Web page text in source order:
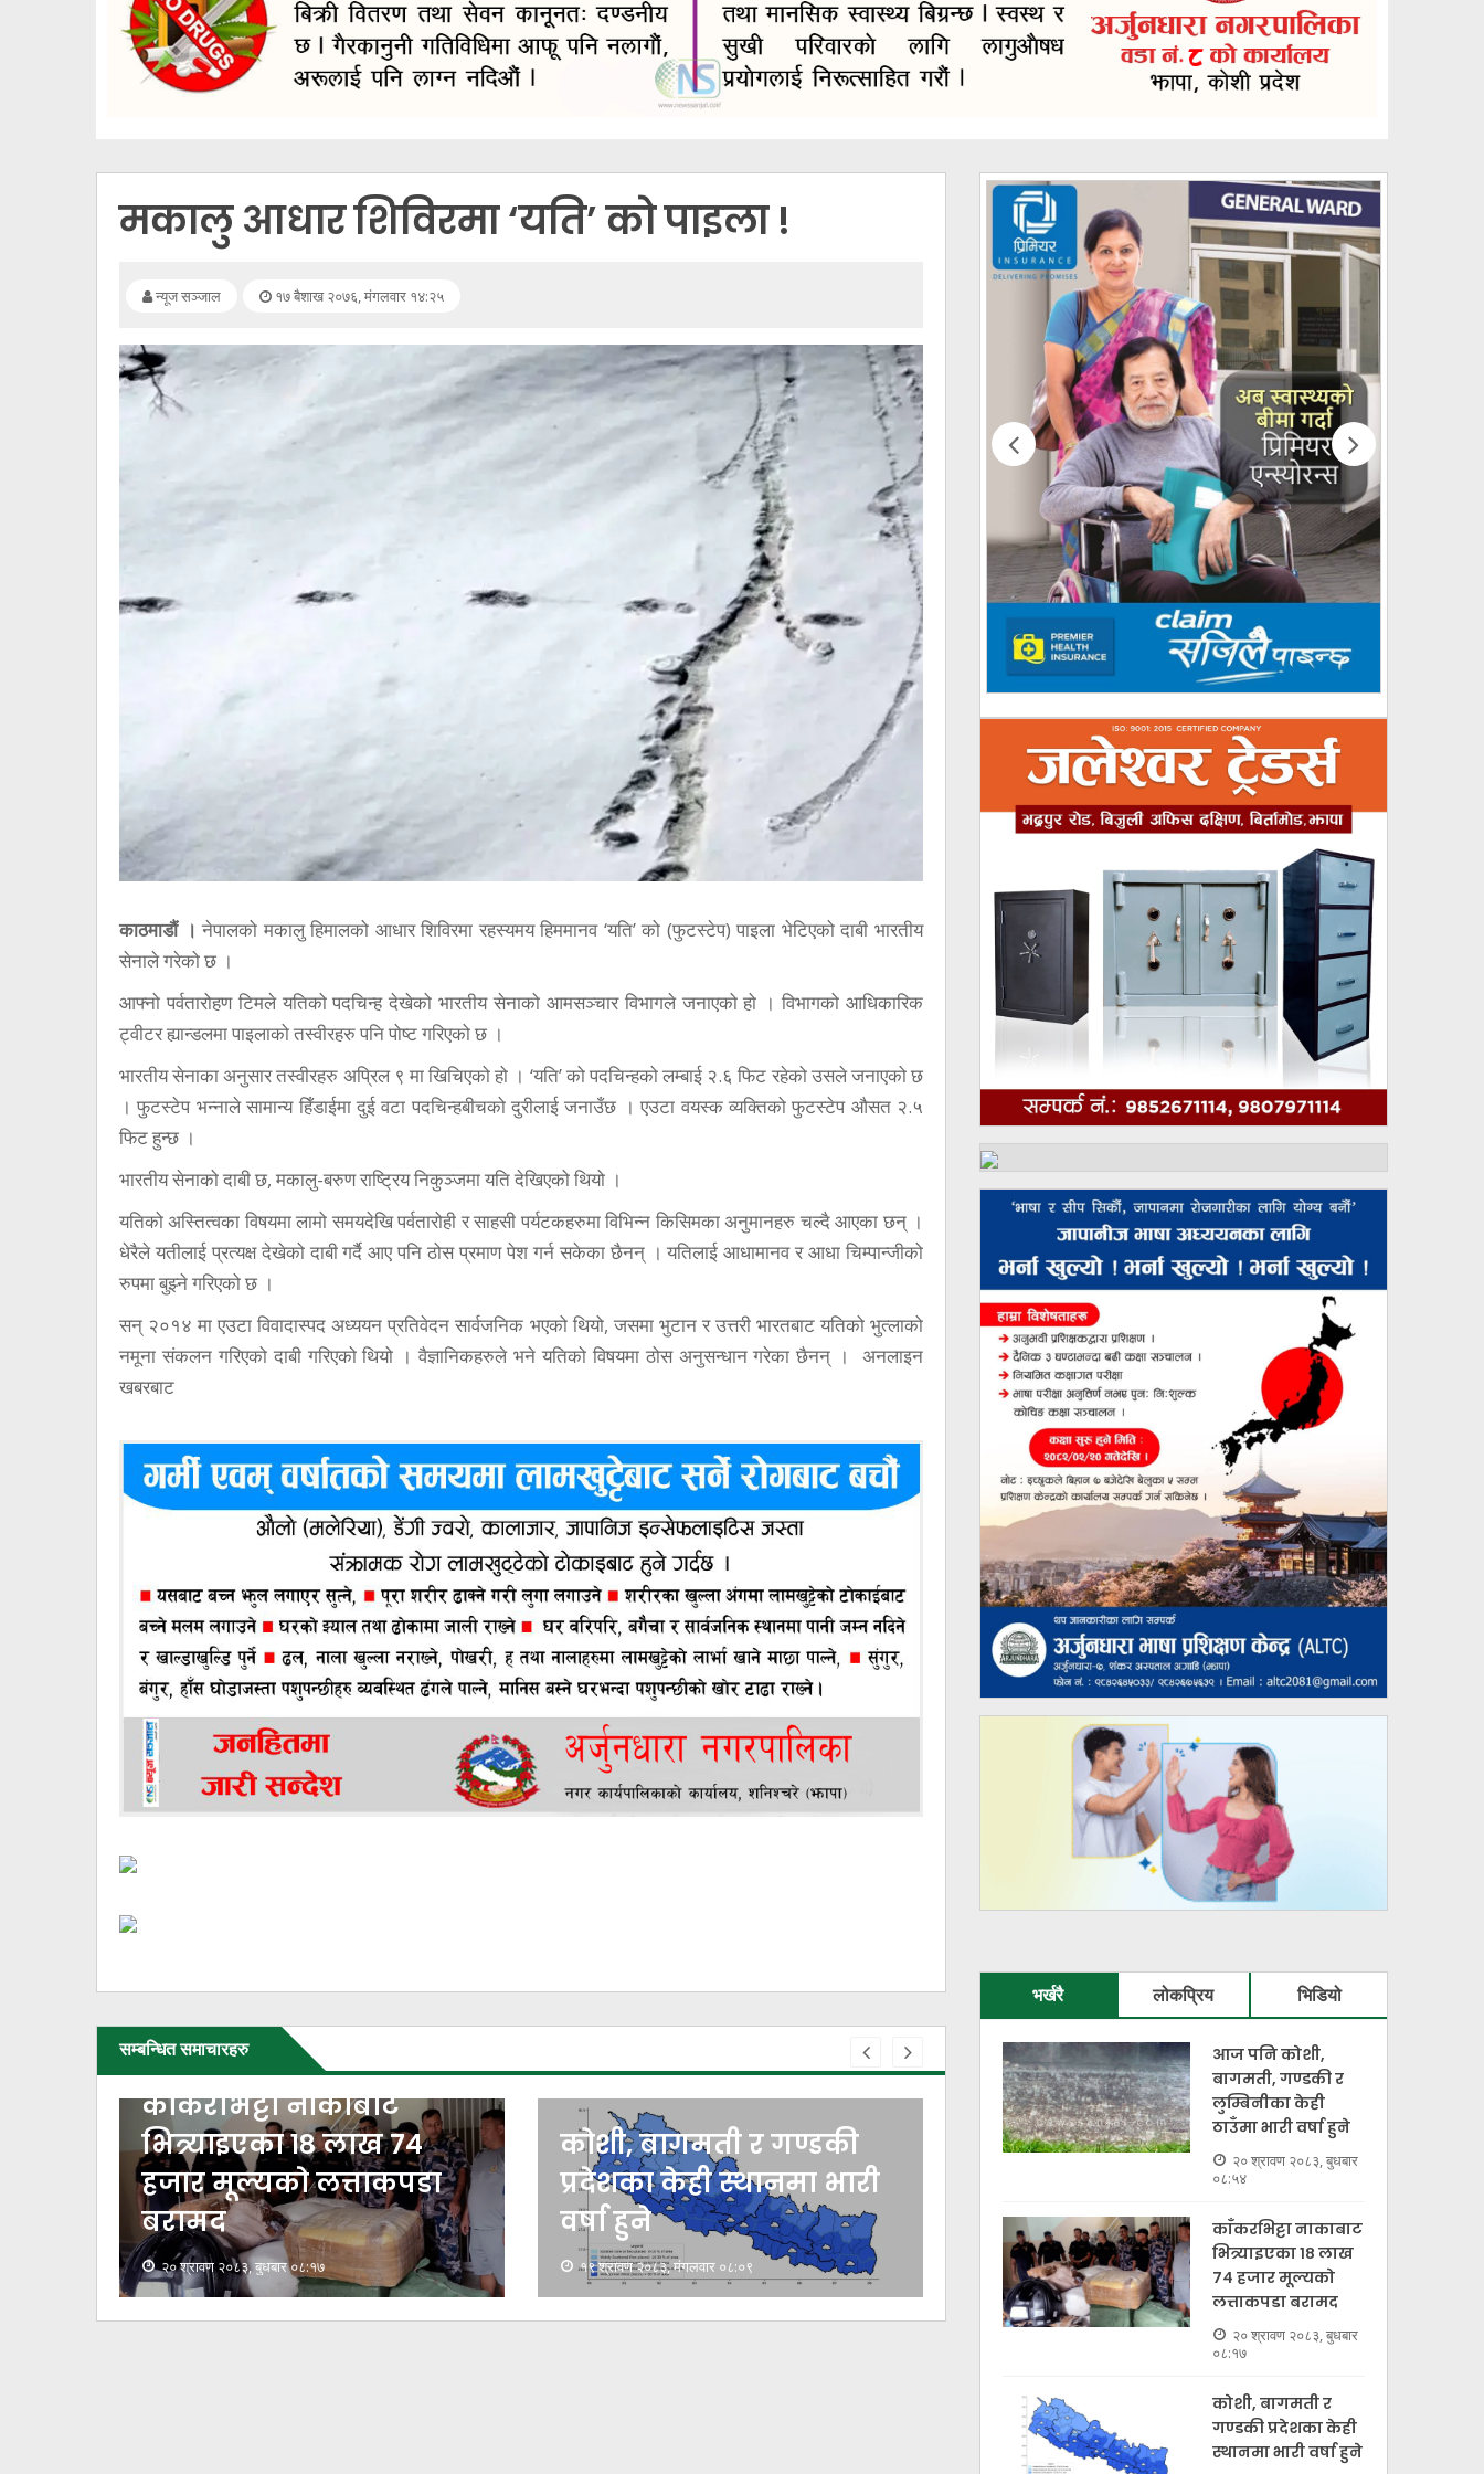
मकालु आधार शिविरमा ‘यति’ को पाइला !
न्यूज सञ्जाल १७ बैशाख २०७६, मंगलवार १४:२५
काठमाडौं । नेपालको मकालु हिमालको आधार शिविरमा रहस्यमय हिममानव ‘यति’ को (फुटस्टेप) पाइला भेटिएको दाबी भारतीय
सेनाले गरेको छ ।
आफ्नो पर्वतारोहण टिमले यतिको पदचिन्ह देखेको भारतीय सेनाको आमसञ्चार विभागले जनाएको हो । विभागको आधिकारिक
ट्वीटर ह्यान्डलमा पाइलाको तस्वीरहरु पनि पोष्ट गरिएको छ ।
भारतीय सेनाका अनुसार तस्वीरहरु अप्रिल ९ मा खिचिएको हो । ‘यति’ को पदचिन्हको लम्बाई २.६ फिट रहेको उसले जनाएको छ
। फुटस्टेप भन्नाले सामान्य हिँडाईमा दुई वटा पदचिन्हबीचको दुरीलाई जनाउँछ । एउटा वयस्क व्यक्तिको फुटस्टेप औसत २.५
फिट हुन्छ ।
भारतीय सेनाको दाबी छ, मकालु-बरुण राष्ट्रिय निकुञ्जमा यति देखिएको थियो ।
यतिको अस्तित्वका विषयमा लामो समयदेखि पर्वतारोही र साहसी पर्यटकहरुमा विभिन्न किसिमका अनुमानहरु चल्दै आएका छन् ।
धेरैले यतीलाई प्रत्यक्ष देखेको दाबी गर्दै आए पनि ठोस प्रमाण पेश गर्न सकेका छैनन् । यतिलाई आधामानव र आधा चिम्पान्जीको
रुपमा बुझ्ने गरिएको छ ।
सन् २०१४ मा एउटा विवादास्पद अध्ययन प्रतिवेदन सार्वजनिक भएको थियो, जसमा भुटान र उत्तरी भारतबाट यतिको भुत्लाको
नमूना संकलन गरिएको दाबी गरिएको थियो । वैज्ञानिकहरुले भने यतिको विषयमा ठोस अनुसन्धान गरेका छैनन् । अनलाइन
खबरबाट
सम्बन्धित समाचारहरु
काँकरभिट्टा नाकाबाट
भित्र्याइएका १८ लाख ७४
हजार मूल्यकाे लत्ताकपडा
बरामद
२० श्रावण २०८३, बुधबार ०८:१७
कोशी, बागमती र गण्डकी
प्रदेशका केही स्थानमा भारी
वर्षा हुने
१९ श्रावण २०८३, मंगलवार ०८:०९
इलाममा छोरालाई खोलाले
बगाएकाे खबरले आमाले
गरिन् आत्महत्या
१९ श्रावण २०८३, मंगलवार ०७:५९
भर्खरै लोकप्रिय भिडियो
आज पनि कोशी,
बागमती, गण्डकी र
लुम्बिनीका केही
ठाउँमा भारी वर्षा हुने
२० श्रावण २०८३, बुधबार
०८:५४
काँकरभिट्टा नाकाबाट
भित्र्याइएका १८ लाख
७४ हजार मूल्यकाे
लत्ताकपडा बरामद
२० श्रावण २०८३, बुधबार
०८:१७
कोशी, बागमती र
गण्डकी प्रदेशका केही
स्थानमा भारी वर्षा हुने